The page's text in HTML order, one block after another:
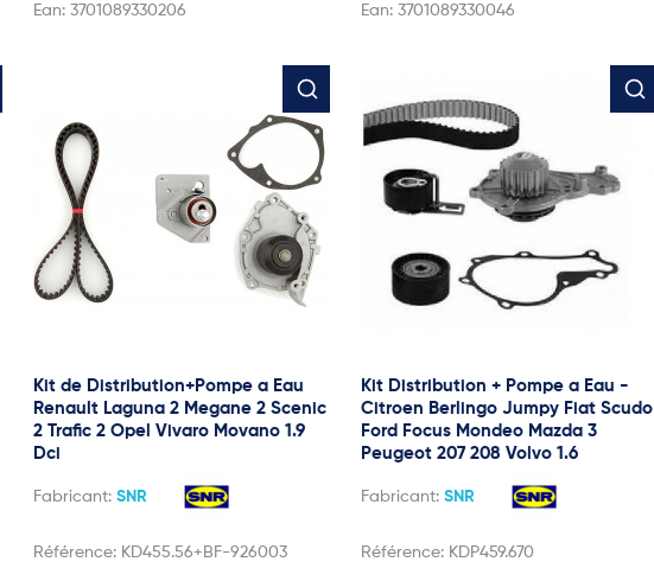
Ean: 3701089330206
Ean: 3701089330046
Kit de Distribution+Pompe a Eau
Renault Laguna 2 Megane 2 Scenic
2 Trafic 2 Opel Vivaro Movano 1.9
Dci
Fabricant: SNR
Référence: KD455.56+BF-926003
Kit Distribution + Pompe a Eau -
Citroen Berlingo Jumpy Fiat Scudo
Ford Focus Mondeo Mazda 3
Peugeot 207 208 Volvo 1.6
Fabricant: SNR
Référence: KDP459.670